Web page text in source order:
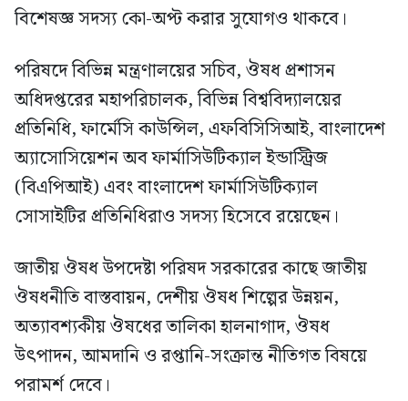
বিশেষজ্ঞ সদস্য কো-অপ্ট করার সুযোগও থাকবে।
পরিষদে বিভিন্ন মন্ত্রণালয়ের সচিব, ঔষধ প্রশাসন
অধিদপ্তরের মহাপরিচালক, বিভিন্ন বিশ্ববিদ্যালয়ের
প্রতিনিধি, ফার্মেসি কাউন্সিল, এফবিসিসিআই, বাংলাদেশ
অ্যাসোসিয়েশন অব ফার্মাসিউটিক্যাল ইন্ডাস্ট্রিজ
(বিএপিআই) এবং বাংলাদেশ ফার্মাসিউটিক্যাল
সোসাইটির প্রতিনিধিরাও সদস্য হিসেবে রয়েছেন।
জাতীয় ঔষধ উপদেষ্টা পরিষদ সরকারের কাছে জাতীয়
ঔষধনীতি বাস্তবায়ন, দেশীয় ঔষধ শিল্পের উন্নয়ন,
অত্যাবশ্যকীয় ঔষধের তালিকা হালনাগাদ, ঔষধ
উৎপাদন, আমদানি ও রপ্তানি-সংক্রান্ত নীতিগত বিষয়ে
পরামর্শ দেবে।